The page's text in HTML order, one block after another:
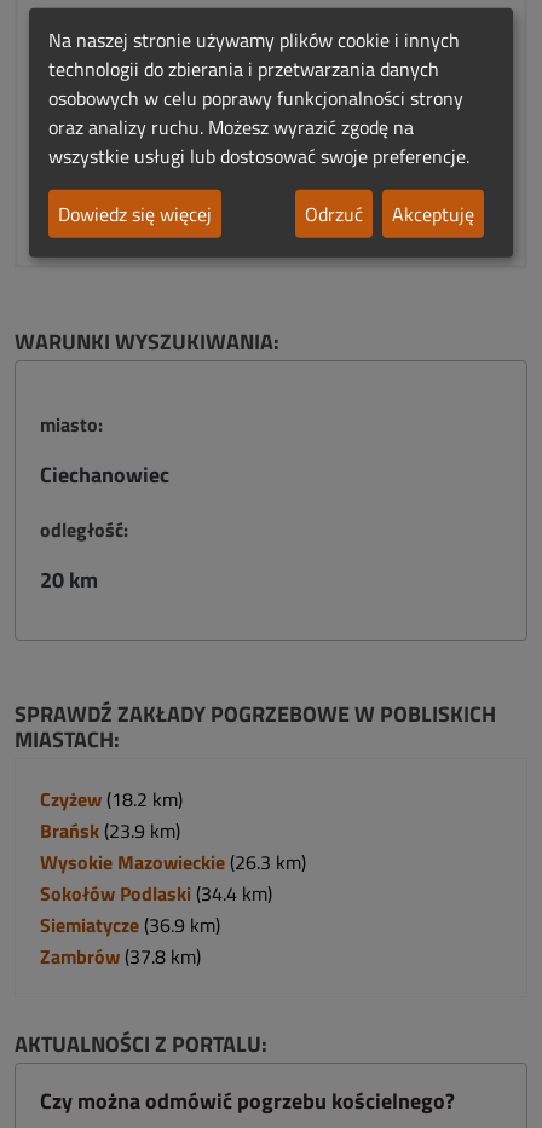
Zobacz na mapie
To Twój wpis? Przejmij nad nim kontrolę!
Niepoprawne dane?
WARUNKI WYSZUKIWANIA:
miasto:
Ciechanowiec
odległość:
20 km
SPRAWDŹ ZAKŁADY POGRZEBOWE W POBLISKICH
MIASTACH:
Czyżew (18.2 km)
Brańsk (23.9 km)
Wysokie Mazowieckie (26.3 km)
Sokołów Podlaski (34.4 km)
Siemiatycze (36.9 km)
Zambrów (37.8 km)
AKTUALNOŚCI Z PORTALU:
Czy można odmówić pogrzebu kościelnego?
Na naszej stronie używamy plików cookie i innych
technologii do zbierania i przetwarzania danych
osobowych w celu poprawy funkcjonalności strony
oraz analizy ruchu. Możesz wyrazić zgodę na
wszystkie usługi lub dostosować swoje preferencje.
Dowiedz się więcej
Odrzuć Akceptuję